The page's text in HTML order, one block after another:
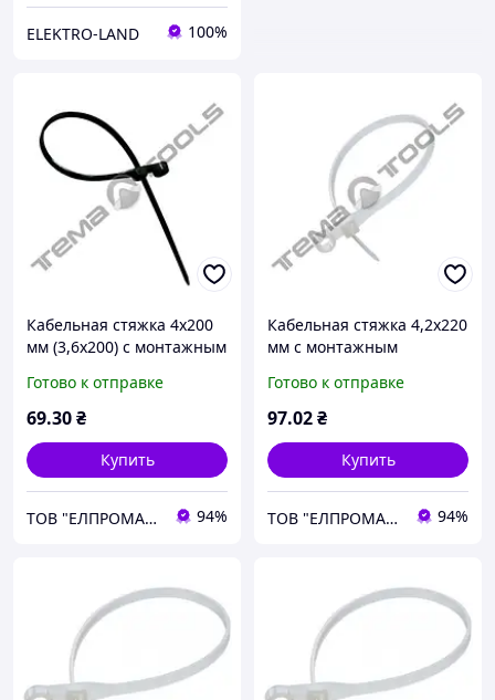
ELEKTRO-LAND 100%
Кабельная стяжка 4x200
мм (3,6x200) c монтажным
крепления Черная
Готово к отправке
69.30₴
Купить
ТОВ "ЕЛПРОМАКС" 94%
Кабельная стяжка 4,2x220
мм c монтажным
крепления Белая
Готово к отправке
97.02₴
Купить
ТОВ "ЕЛПРОМАКС" 94%